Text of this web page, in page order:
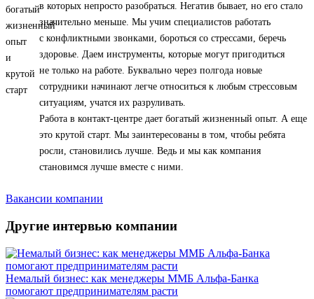
в которых непросто разобраться. Негатив бывает, но его стало
значительно меньше. Мы учим специалистов работать
с конфликтными звонками, бороться со стрессами, беречь
здоровье. Даем инструменты, которые могут пригодиться
не только на работе. Буквально через полгода новые
сотрудники начинают легче относиться к любым стрессовым
ситуациям, учатся их разруливать.
Работа в контакт-центре дает богатый жизненный опыт. А еще
это крутой старт. Мы заинтересованы в том, чтобы ребята
росли, становились лучше. Ведь и мы как компания
становимся лучше вместе с ними.
Вакансии компании
Другие интервью компании
Немалый бизнес: как менеджеры ММБ Альфа-Банка
помогают предпринимателям расти